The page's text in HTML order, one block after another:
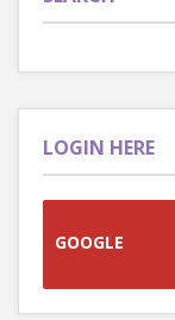
LOGIN HERE
GOOGLE